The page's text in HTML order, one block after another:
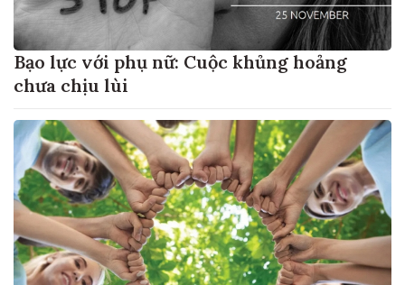
Bạo lực với phụ nữ: Cuộc khủng hoảng
chưa chịu lùi